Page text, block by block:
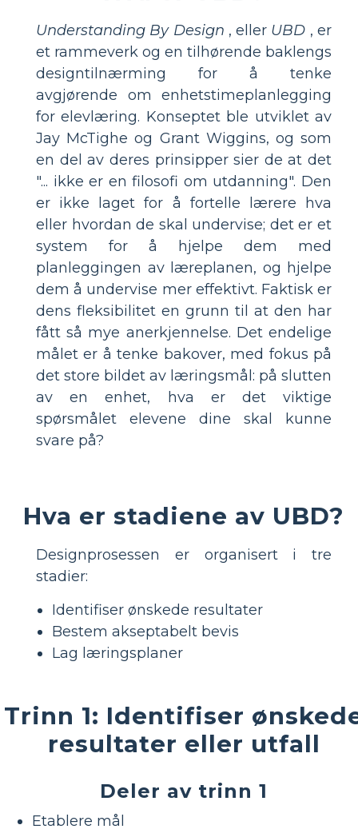
Understanding By Design , eller UBD , er
et rammeverk og en tilhørende baklengs
designtilnærming for å tenke
avgjørende om enhetstimeplanlegging
for elevlæring. Konseptet ble utviklet av
Jay McTighe og Grant Wiggins, og som
en del av deres prinsipper sier de at det
"... ikke er en filosofi om utdanning". Den
er ikke laget for å fortelle lærere hva
eller hvordan de skal undervise; det er et
system for å hjelpe dem med
planleggingen av læreplanen, og hjelpe
dem å undervise mer effektivt. Faktisk er
dens fleksibilitet en grunn til at den har
fått så mye anerkjennelse. Det endelige
målet er å tenke bakover, med fokus på
det store bildet av læringsmål: på slutten
av en enhet, hva er det viktige
spørsmålet elevene dine skal kunne
svare på?
Hva er stadiene av UBD?
Designprosessen er organisert i tre
stadier:
Identifiser ønskede resultater
Bestem akseptabelt bevis
Lag læringsplaner
Trinn 1: Identifiser
resultater eller utfall
Deler av trinn 1
Etablere mål